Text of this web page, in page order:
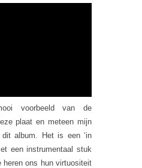
voorbeeld van de
plaat en meteen mijn
album. Het is een ‘in
een instrumentaal stuk
heren ons hun virtuositeit